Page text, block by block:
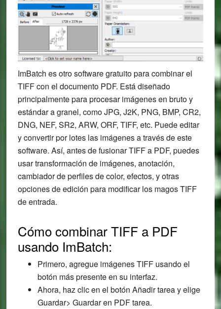
ImBatch es otro software gratuito para combinar el
TIFF con el documento PDF. Está diseñado
principalmente para procesar imágenes en bruto y
estándar a granel, como JPG, J2K, PNG, BMP, CR2,
DNG, NEF, SR2, ARW, ORF, TIFF, etc. Puede editar
y convertir por lotes las imágenes a través de este
software. Así, antes de fusionar TIFF a PDF, puedes
usar transformación de imágenes, anotación,
cambiador de perfiles de color, efectos, y otras
opciones de edición para modificar los magos TIFF
de entrada.
Cómo combinar TIFF a PDF
usando ImBatch:
Primero, agregue imágenes TIFF usando el
botón más presente en su interfaz.
Ahora, haz clic en el botón Añadir tarea y elige
Guardar> Guardar en PDF tarea.